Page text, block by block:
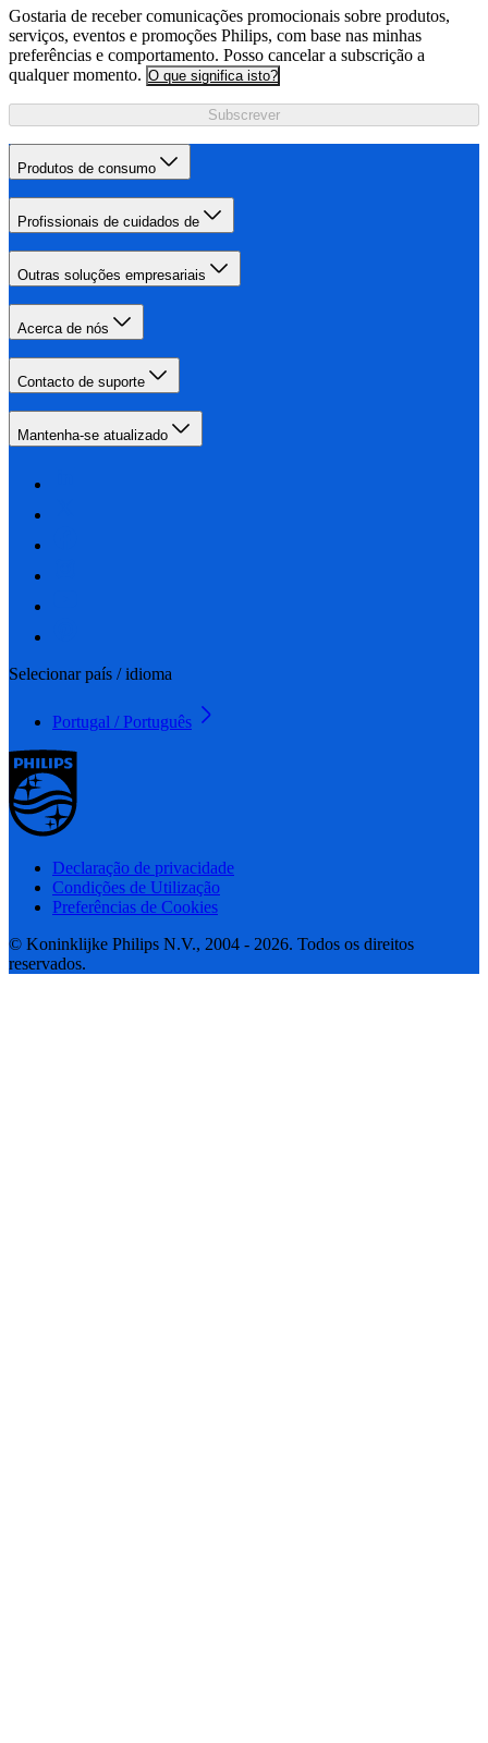
Gostaria de receber comunicações promocionais sobre produtos,
serviços, eventos e promoções Philips, com base nas minhas
preferências e comportamento. Posso cancelar a subscrição a
qualquer momento. O que significa isto?
Subscrever
Produtos de consumo
Profissionais de cuidados de
Outras soluções empresariais
Acerca de nós
Contacto de suporte
Mantenha-se atualizado
Selecionar país / idioma
Portugal / Português
Declaração de privacidade
Condições de Utilização
Preferências de Cookies
© Koninklijke Philips N.V., 2004 - 2026. Todos os direitos
reservados.